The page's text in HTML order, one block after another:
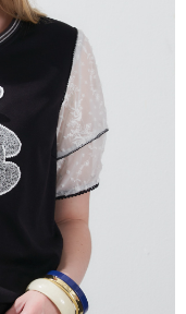
簡稱本公司）所提供，讓
由商店將買賣／分期付款
繳交帳款。
目的，商店將以您的個人
進項蒐集、處理及利用，
核對及更正。
userRule
易完成。
您需要取消訂單，請聯絡
有效，需透過AFTEE先享
面顯示為準，若有關於
請聯繫「AFTEE先享後付
support/home
先享後付」服務完成之交
交易相關給付款項請求債
人之同意方可使用
失，本公司不負相關責